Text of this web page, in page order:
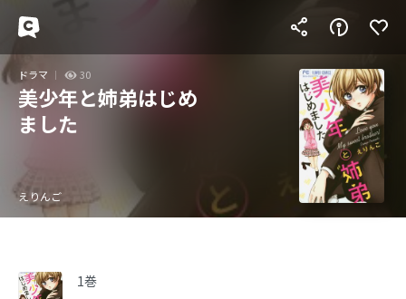
ドラマ 30
美少年と姉弟はじめ
ました
えりんご
1巻